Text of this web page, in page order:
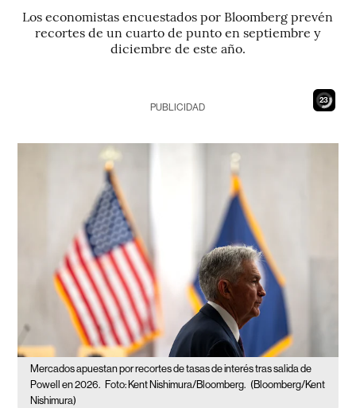
Los economistas encuestados por Bloomberg prevén
recortes de un cuarto de punto en septiembre y
diciembre de este año.
22
PUBLICIDAD
Mercados apuestan por recortes de tasas de interés tras salida de
Powell en 2026. Foto: Kent Nishimura/Bloomberg. (Bloomberg/Kent
Nishimura)